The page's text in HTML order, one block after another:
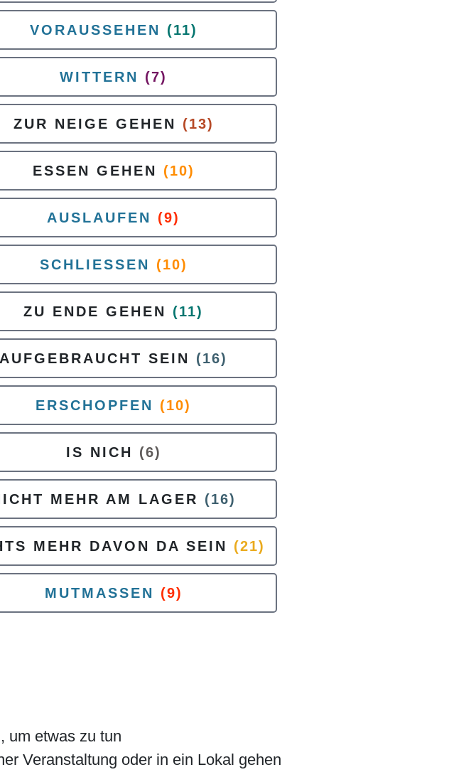
VORAUSSEHEN (11)
WITTERN (7)
ZUR NEIGE GEHEN (13)
ESSEN GEHEN (10)
AUSLAUFEN (9)
SCHLIESSEN (10)
ZU ENDE GEHEN (11)
AUFGEBRAUCHT SEIN (16)
ERSCHOPFEN (10)
IS NICH (6)
MEHR AM LAGER (16)
MEHR DAVON DA SEIN (21)
MUTMASSEN (9)
um etwas zu tun
Veranstaltung oder in ein Lokal gehen